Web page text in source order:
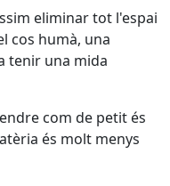
eliminar tot l'espai
cos humà, una
tenir una mida
com de petit és
és molt menys